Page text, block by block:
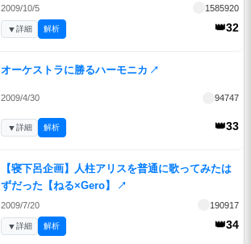
2009/10/5 1585920
👑32
▼詳細 解析
オーケストラに勝るハーモニカ ↗
2009/4/30 94747
👑33
▼詳細 解析
【寝下呂企画】人柱アリスを普通に歌ってみたは
ずだった【ねる×Gero】
↗
2009/7/20 190917
👑34
▼詳細 解析